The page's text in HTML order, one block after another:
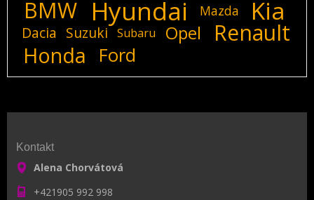
BMW Hyundai Mazda Kia
Dacia Suzuki Subaru Opel Renault
Honda Ford
Kontakt
Alena Chorvátová
+421905 992 998